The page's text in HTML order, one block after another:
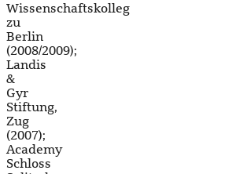
Wissenschaftskolleg
zu
Berlin
(2008/2009);
Landis
&
Gyr
Stiftung,
Zug
(2007);
Academy
Schloss